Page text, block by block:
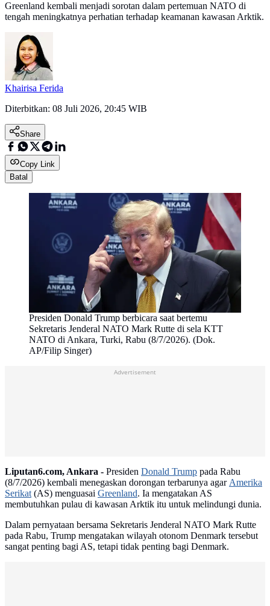
Greenland kembali menjadi sorotan dalam pertemuan NATO di
tengah meningkatnya perhatian terhadap keamanan kawasan Arktik.
Khairisa Ferida
Diterbitkan: 08 Juli 2026, 20:45 WIB
Share
Copy Link
Batal
Presiden Donald Trump berbicara saat bertemu
Sekretaris Jenderal NATO Mark Rutte di sela KTT
NATO di Ankara, Turki, Rabu (8/7/2026). (Dok.
AP/Filip Singer)
Advertisement
Liputan6.com, Ankara - Presiden Donald Trump pada Rabu
(8/7/2026) kembali menegaskan dorongan terbarunya agarAmerika
Serikat(AS) menguasai Greenland. Ia mengatakan AS
membutuhkan pulau di kawasan Arktik itu untuk melindungi dunia.
Dalam pernyataan bersama Sekretaris Jenderal NATO Mark Rutte
pada Rabu, Trump mengatakan wilayah otonom Denmark tersebut
sangat penting bagi AS, tetapi tidak penting bagi Denmark.